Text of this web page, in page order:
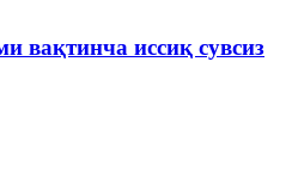
вақтинча иссиқ сувсиз